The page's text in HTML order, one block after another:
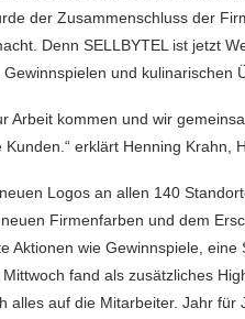
der Zusammenschluss der
Denn SELLBYTEL ist jetzt
und kulinarischen
Arbeit kommen und wir
erklärt Henning Krahn,
Logos an allen 140
Firmenfarben und dem
Aktionen wie Gewinnspiele,
fand als zusätzliches
alles auf die Mitarbeiter. Jahr